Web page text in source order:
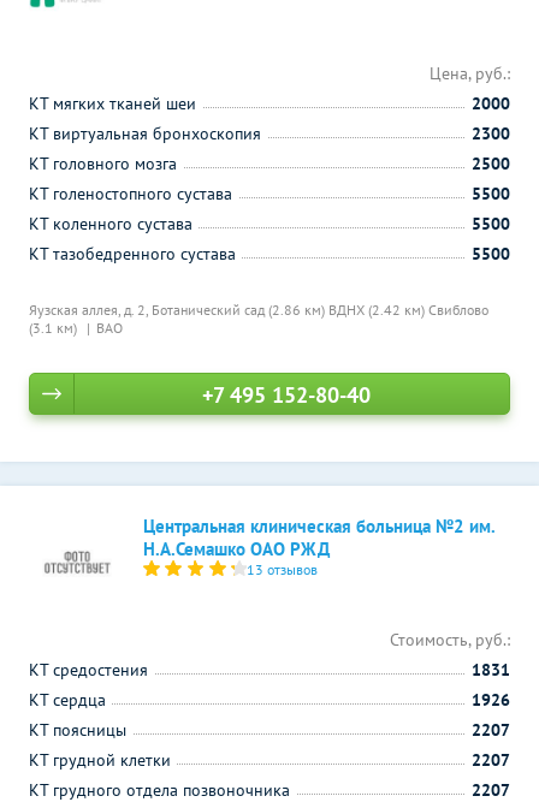
Яузская аллея, д. 2, Ботанический сад (2.86 км) ВДНХ (2.42 км) Свиблово
(3.1 км)
ВАО
Цена, руб.:
КТ мягких тканей шеи
2000
КТ виртуальная бронхоскопия
2300
КТ головного мозга
2500
КТ голеностопного сустава
5500
КТ коленного сустава
5500
КТ тазобедренного сустава
5500
+7 495 152-80-40
Центральная клиническая больница №2 им.
Н.А.Семашко ОАО РЖД
13 отзывов
Стоимость, руб.:
КТ средостения
1831
КТ сердца
1926
КТ поясницы
2207
КТ грудной клетки
2207
КТ грудного отдела позвоночника
2207